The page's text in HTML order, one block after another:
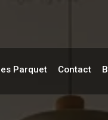
Parquet Contact